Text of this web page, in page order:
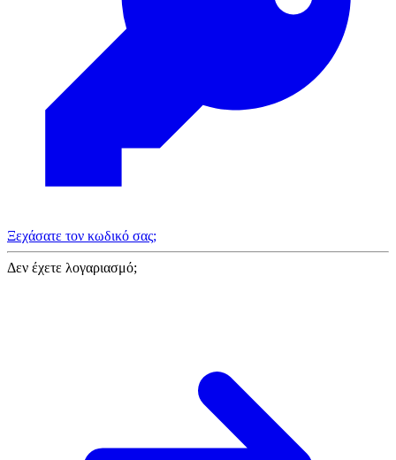
Ξεχάσατε τον κωδικό σας;
Δεν έχετε λογαριασμό;